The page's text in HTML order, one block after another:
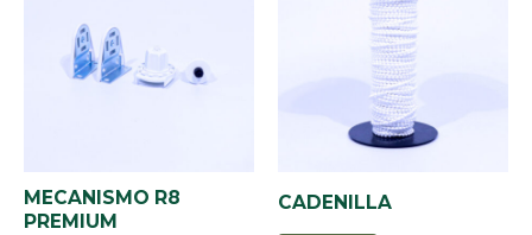
MECANISMO R8
PREMIUM
CADENILLA